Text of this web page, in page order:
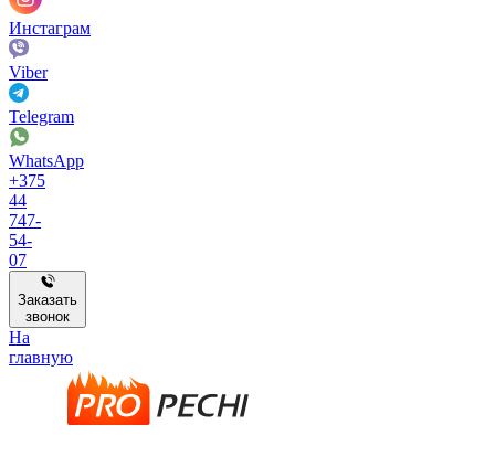
Инстаграм
Viber
Telegram
WhatsApp
+375
44
747-
54-
07
Заказать
звонок
На
главную